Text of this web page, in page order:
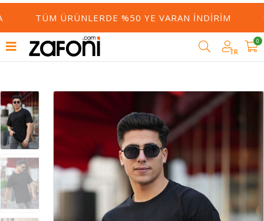
TÜM ÜRÜNLERDE %50 YE VARAN İNDIRIM
TR
0